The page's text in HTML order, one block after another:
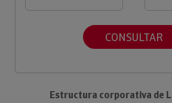
CONSULTAR
Estructura corporativa de